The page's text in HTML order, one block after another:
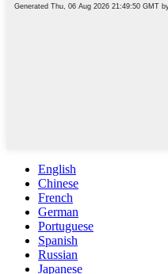
English
Chinese
French
German
Portuguese
Spanish
Russian
Japanese